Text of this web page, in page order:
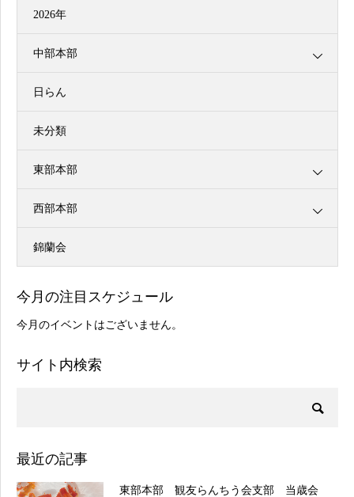
2026年
中部本部
日らん
未分類
東部本部
西部本部
錦蘭会
今月の注目スケジュール
今月のイベントはございません。
サイト内検索
最近の記事
東部本部 観友らんちう会支部 当歳会